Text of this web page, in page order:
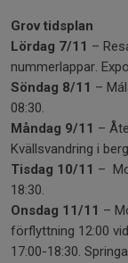
Grov tidsplan
Lördag 7/11 –
nummerlappar.
Söndag 8/11 –
08:30.
Måndag 9/11 –
Kvällsvandring i
Tisdag 10/11 –
18:30.
Onsdag 11/11 –
förflyttning 12:00
17:00-18:30.